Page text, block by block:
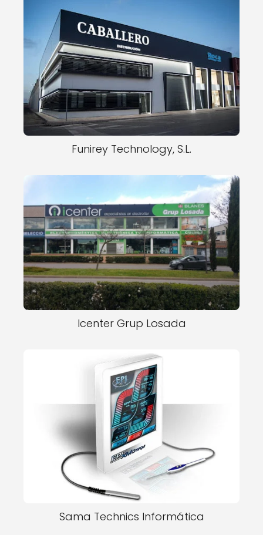
Funirey Technology, S.L.
Icenter Grup Losada
Sama Technics Informática